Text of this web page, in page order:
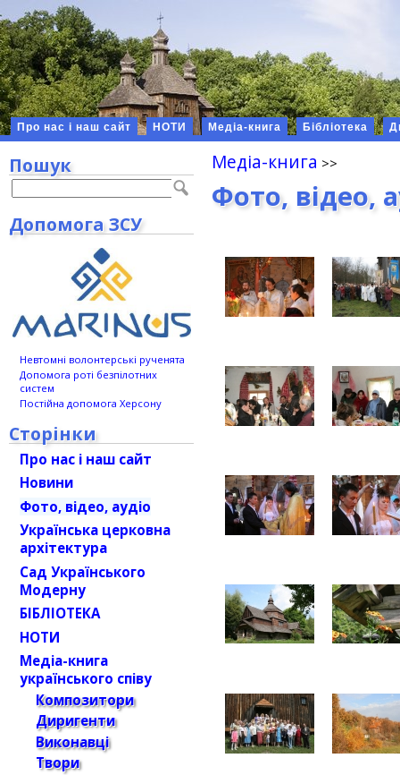
Про нас і наш сайт НОТИ Медіа-книга Бібліотека
Медіа-книга
Фото, відео,
Пошук
Допомога ЗСУ
Невтомні волонтерські рученята
Допомога роті безпілотних
систем
Постійна допомога Херсону
Сторінки
Про нас і наш сайт
Новини
Фото, відео, аудіо
Українська церковна
архітектура
Сад Українського
Модерну
БІБЛІОТЕКА
НОТИ
Медіа-книга
українського співу
Композитори
Диригенти
Виконавці
Твори